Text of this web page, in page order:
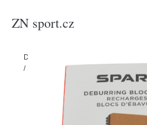
ZN sport.cz
Domů
/Sparx Kůže Sparx Deburring Block